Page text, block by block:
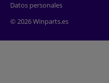
Datos personales
© 2026 Winparts.es